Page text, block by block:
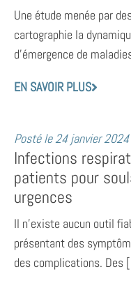
Une étude menée par
cartographie la
d’émergence de
EN SAVOIR PLUS
Posté le24 janvier 2024
Infections
patients pour
urgences
Il n’existe aucun outil
présentant des
des complications. Des